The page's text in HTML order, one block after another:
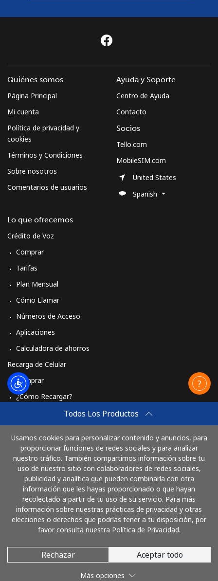
Todos Los Productos
Usamos cookies para personalizar contenido y anuncios, para
proporcionar funciones de redes sociales y para analizar
nuestro tráfico. También compartimos información sobre tu
uso de nuestro sitio con colaboradores de redes sociales,
publicidad y analítica que pueden combinarla con otra
información que les hayas proporcionado o que hayan
recolectado a partir de tu uso de su servicio. Para más
información sobre nuestras prácticas de privacidad y otras
elecciones o derechos que podrías tener a tu disposición, por
favor consulta nuestra Política de Privacidad.
Rechazar Aceptar todo
Más opciones
Quiénes somos
Página Principal
Mi cuenta
Política de privacidad y
cookies
Términos y Condiciones
Sobre nosotros
Comentarios de usuarios
Lo que ofrecemos
Crédito de Voz
Comprar
Tarifas
Plan Mensual
Cómo Llamar
Números de Acceso
Aplicaciones
Calculadora de ahorros
Recarga de Celular
Comprar
¿Cómo Recargar?
Cómo funciona
Ayuda y Soporte
Centro de Ayuda
Contacto
Socios
Tello.com
MobileSIM.com
United States
Spanish
Paga con
© 2026 LlamaColombia